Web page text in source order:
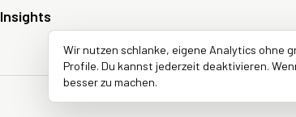
Insights
Wir nutzen schlanke, eigene Analytics ohne
Profile. Du kannst jederzeit deaktivieren.
besser zu machen.